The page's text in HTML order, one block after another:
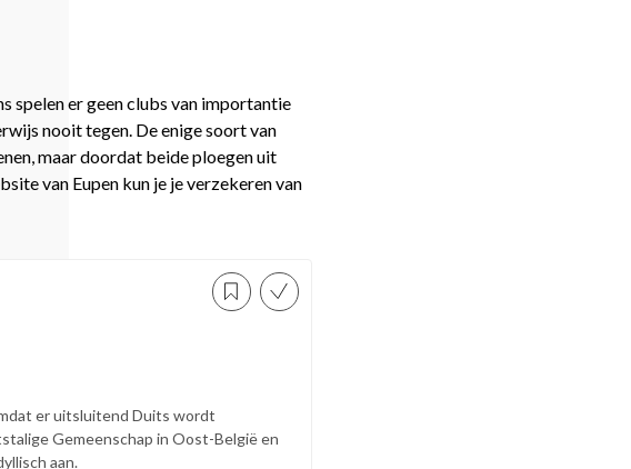
spelen er geen clubs van importantie
nooit tegen. De enige soort van
maar doordat beide ploegen uit
van Eupen kun je je verzekeren van
er uitsluitend Duits wordt
Gemeenschap in Oost-België en
aan.